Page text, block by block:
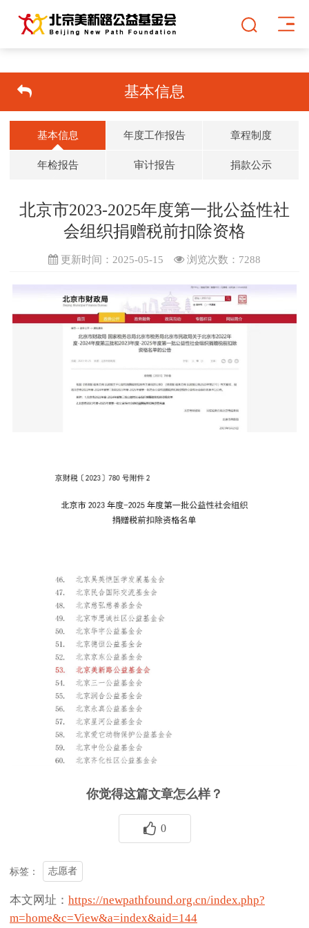
基本信息
基本信息 年度工作报告 章程制度
年检报告 审计报告 捐款公示
北京市2023-2025年度第一批公益性社
会组织捐赠税前扣除资格
更新时间：2025-05-15 浏览次数： 7288
你觉得这篇文章怎么样？
0
标签： 志愿者
本文网址： https://newpathfound.org.cn/index.php?
m=home&c=View&a=index&aid=144